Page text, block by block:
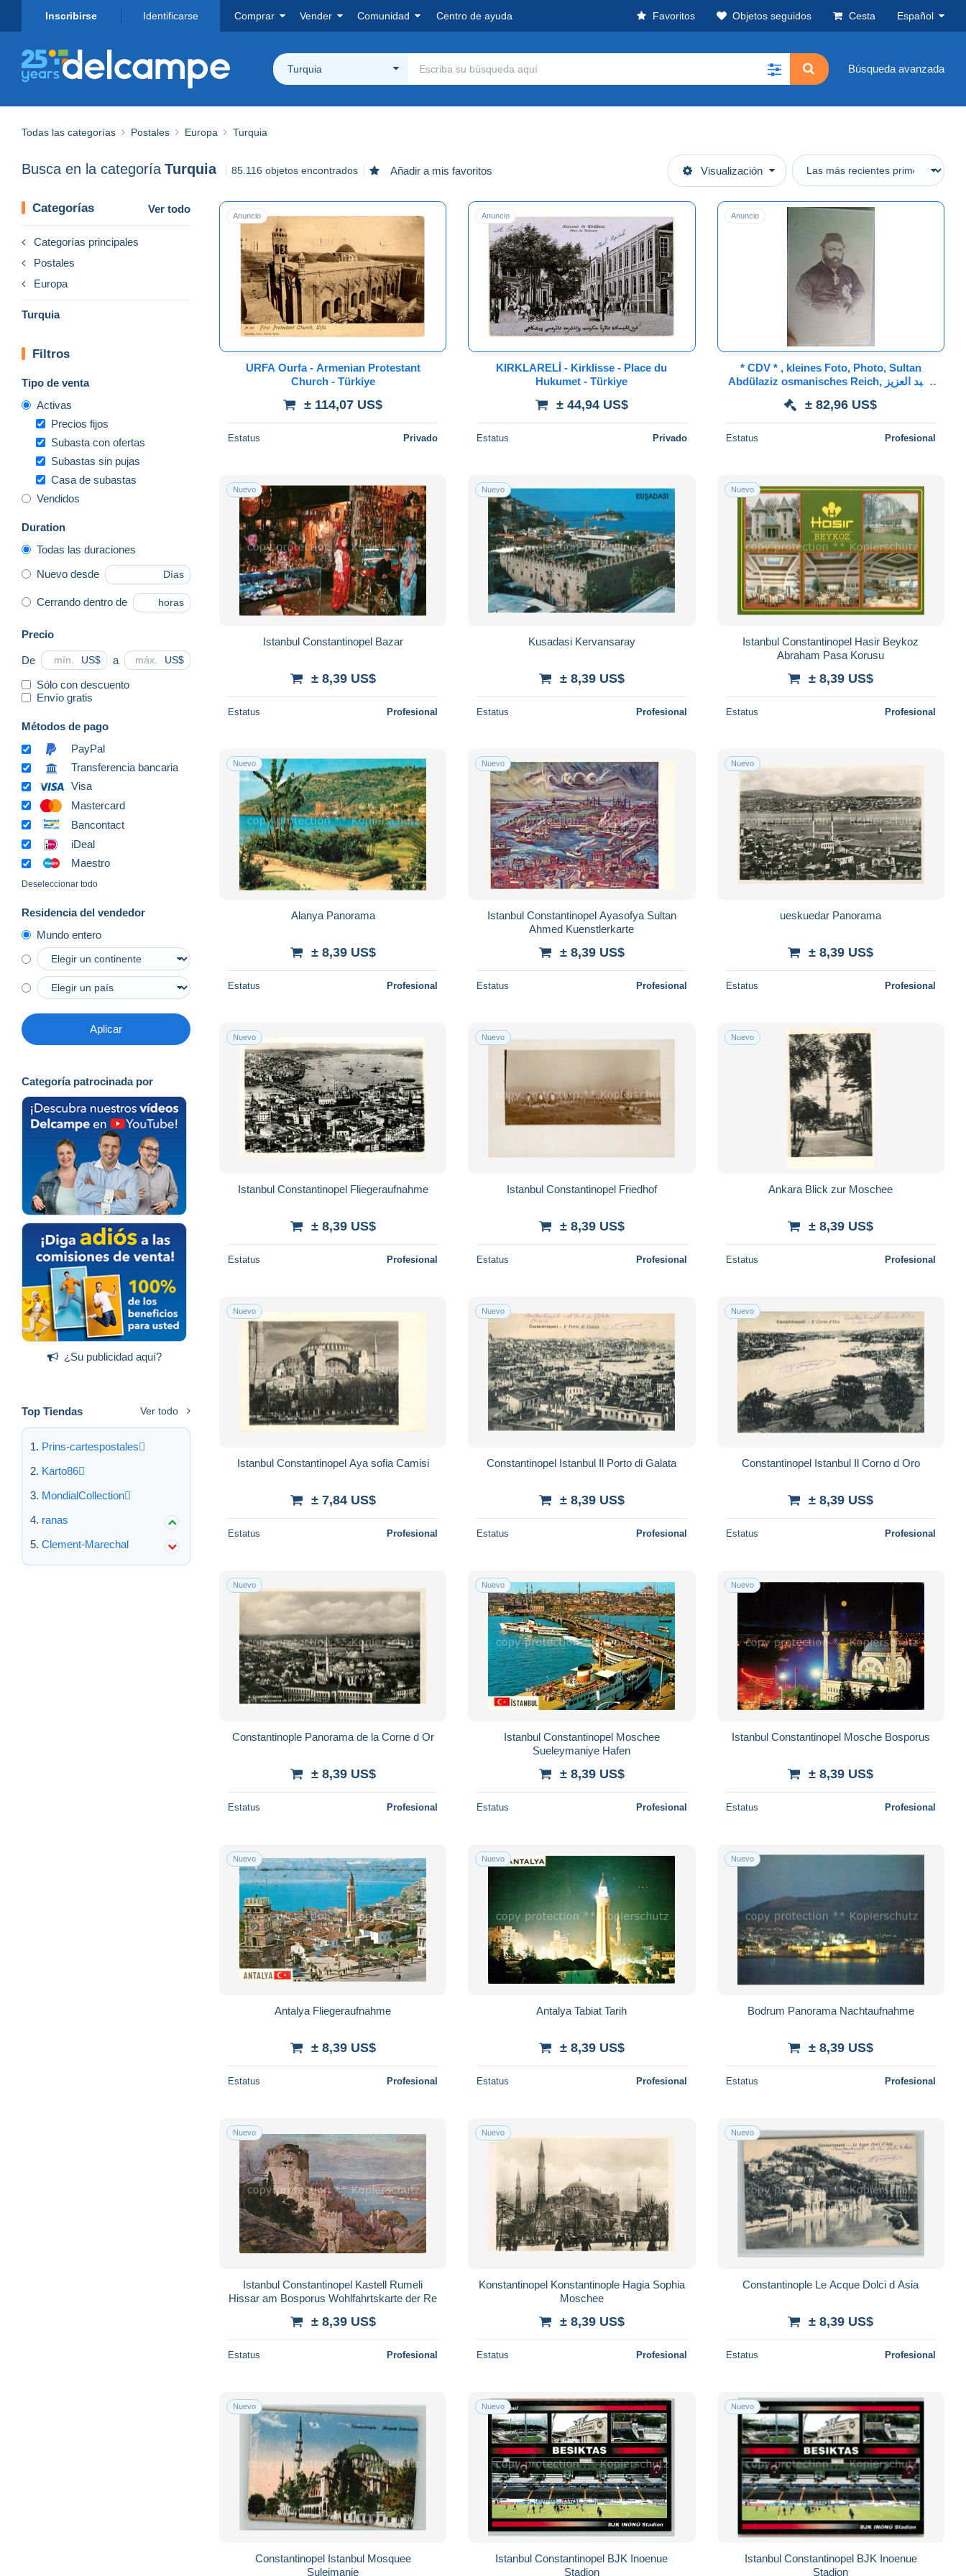
Inscribirse Identificarse Comprar Vender Comunidad Centro de ayuda Favoritos Objetos seguidos Cesta Español
Turquia Búsqueda avanzada
Todas las categorías Postales Europa Turquia
Busca en la categoría Turquia 85.116 objetos encontrados Añadir a mis favoritos Visualización
Categorías Ver todo
Categorías principales
Postales
Europa
Turquia
Filtros
Tipo de venta
Activas
Precios fijos
Subasta con ofertas
Subastas sin pujas
Casa de subastas
Vendidos
Duration
Todas las duraciones
Nuevo desde Días
Cerrando dentro de horas
Precio
De US$ a US$
Sólo con descuento
Envío gratis
Métodos de pago
PayPal
Transferencia bancaria
Visa
Mastercard
Bancontact
iDeal
Maestro
Deseleccionar todo
Residencia del vendedor
Mundo entero
Aplicar
Categoría patrocinada por
¿Su publicidad aquí?
Top Tiendas Ver todo
Prins-cartespostales
Karto86
MondialCollection
ranas
Clement-Marechal
Anuncio
URFA Ourfa - Armenian Protestant
Church - Türkiye
± 114,07 US$
Estatus Privado
Anuncio
KIRKLARELİ - Kirklisse - Place du
Hukumet - Türkiye
± 44,94 US$
Estatus Privado
Anuncio
* CDV * , kleines Foto, Photo, Sultan
Abdülaziz osmanisches Reich, عبد العزيز;
± 82,96 US$
Estatus Profesional
Nuevo
Istanbul Constantinopel Bazar
± 8,39 US$
Estatus Profesional
Nuevo
Kusadasi Kervansaray
± 8,39 US$
Estatus Profesional
Nuevo
Istanbul Constantinopel Hasir Beykoz
Abraham Pasa Korusu
± 8,39 US$
Estatus Profesional
Nuevo
Alanya Panorama
± 8,39 US$
Estatus Profesional
Nuevo
Istanbul Constantinopel Ayasofya Sultan
Ahmed Kuenstlerkarte
± 8,39 US$
Estatus Profesional
Nuevo
ueskuedar Panorama
± 8,39 US$
Estatus Profesional
Nuevo
Istanbul Constantinopel Fliegeraufnahme
± 8,39 US$
Estatus Profesional
Nuevo
Istanbul Constantinopel Friedhof
± 8,39 US$
Estatus Profesional
Nuevo
Ankara Blick zur Moschee
± 8,39 US$
Estatus Profesional
Nuevo
Istanbul Constantinopel Aya sofia Camisi
± 7,84 US$
Estatus Profesional
Nuevo
Constantinopel Istanbul Il Porto di Galata
± 8,39 US$
Estatus Profesional
Nuevo
Constantinopel Istanbul Il Corno d Oro
± 8,39 US$
Estatus Profesional
Nuevo
Constantinople Panorama de la Corne d Or
± 8,39 US$
Estatus Profesional
Nuevo
Istanbul Constantinopel Moschee
Sueleymaniye Hafen
± 8,39 US$
Estatus Profesional
Nuevo
Istanbul Constantinopel Mosche Bosporus
± 8,39 US$
Estatus Profesional
Nuevo
Antalya Fliegeraufnahme
± 8,39 US$
Estatus Profesional
Nuevo
Antalya Tabiat Tarih
± 8,39 US$
Estatus Profesional
Nuevo
Bodrum Panorama Nachtaufnahme
± 8,39 US$
Estatus Profesional
Nuevo
Istanbul Constantinopel Kastell Rumeli
Hissar am Bosporus Wohlfahrtskarte der Re
± 8,39 US$
Estatus Profesional
Nuevo
Konstantinopel Konstantinople Hagia Sophia
Moschee
± 8,39 US$
Estatus Profesional
Nuevo
Constantinople Le Acque Dolci d Asia
± 8,39 US$
Estatus Profesional
Nuevo
Constantinopel Istanbul Mosquee
Suleimanie
Nuevo
Istanbul Constantinopel BJK Inoenue
Stadion
Nuevo
Istanbul Constantinopel BJK Inoenue
Stadion